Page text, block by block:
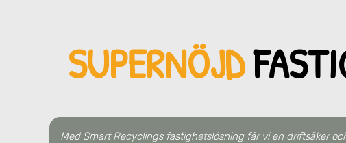
SUPERNÖJD
Med Smart Recyclings fastighetslösning får vi en driftsäker